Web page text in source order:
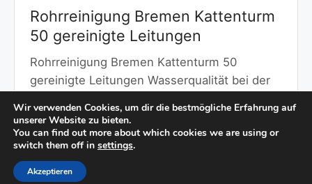
Rohrreinigung Bremen Kattenturm
50 gereinigte Leitungen
Rohrreinigung Bremen Kattenturm 50
gereinigte Leitungen Wasserqualität bei der
Wasserqualität und Wasserhärte…
Mehr erfahren →
Wir verwenden Cookies, um dir die bestmögliche Erfahrung auf
unserer Website zu bieten.
You can find out more about which cookies we are using or
switch them off in settings.
Akzeptieren